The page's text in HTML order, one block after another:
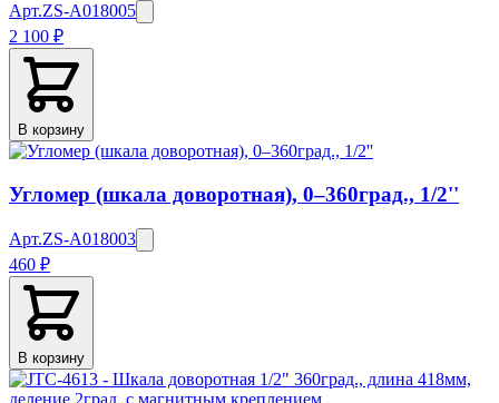
Арт.ZS-A018005
2 100 ₽
В корзину
Угломер (шкала доворотная), 0–360град., 1/2''
Арт.ZS-A018003
460 ₽
В корзину